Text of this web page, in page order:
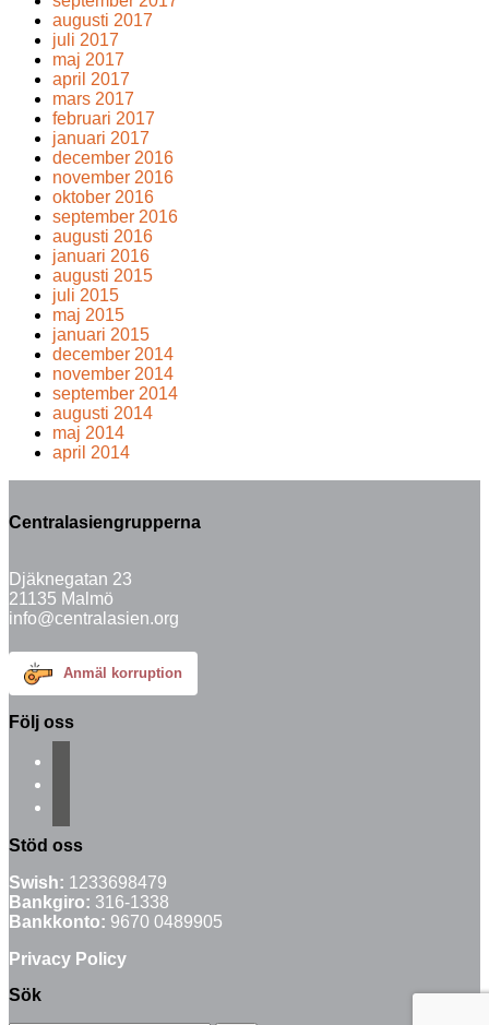
augusti 2017
juli 2017
maj 2017
april 2017
mars 2017
februari 2017
januari 2017
december 2016
november 2016
oktober 2016
september 2016
augusti 2016
januari 2016
augusti 2015
juli 2015
maj 2015
januari 2015
december 2014
november 2014
september 2014
augusti 2014
maj 2014
april 2014
Centralasiengrupperna
Djäknegatan 23
21135 Malmö
info@centralasien.org
Anmäl korruption
Följ oss
alt
Stöd oss
Swish: 1233698479
Bankgiro: 316-1338
Bankkonto: 9670 0489905
Privacy Policy
Sök